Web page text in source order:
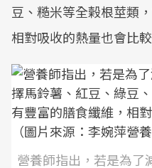
豆、糙米等全榖根莖類
相對吸收的熱量也會比較
營養師指出，若是為了